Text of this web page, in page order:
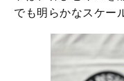
でも明らかなスケー